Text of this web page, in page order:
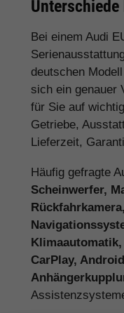
Unterschiede
Bei einem Audi
deutschen
sich ein genauer
für Sie auf
Getriebe,
Lieferzeit,
Häufig gefragte
Scheinwerfer,
CarPlay,